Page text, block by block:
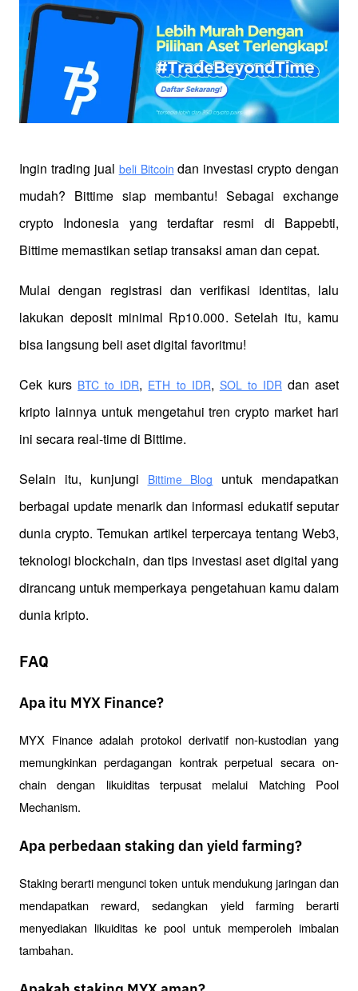
Ingin trading jual beli Bitcoin dan investasi crypto dengan
mudah? Bittime siap membantu! Sebagai exchange
crypto Indonesia yang terdaftar resmi di Bappebti,
Bittime memastikan setiap transaksi aman dan cepat.
Mulai dengan registrasi dan verifikasi identitas, lalu
lakukan deposit minimal Rp10.000. Setelah itu, kamu
bisa langsung beli aset digital favoritmu!
Cek kurs BTC to IDR, ETH to IDR, SOL to IDR dan aset
kripto lainnya untuk mengetahui tren crypto market hari
ini secara real-time di Bittime.
Selain itu, kunjungi Bittime Blog
untuk mendapatkan
berbagai update menarik dan informasi edukatif seputar
dunia crypto. Temukan artikel terpercaya tentang Web3,
teknologi blockchain, dan tips investasi aset digital yang
dirancang untuk memperkaya pengetahuan kamu dalam
dunia kripto.
FAQ
Apa itu MYX Finance?
MYX Finance adalah protokol derivatif non-kustodian yang
memungkinkan perdagangan kontrak perpetual secara on-
chain dengan likuiditas terpusat melalui Matching Pool
Mechanism.
Apa perbedaan staking dan yield farming?
Staking berarti mengunci token untuk mendukung jaringan dan
mendapatkan reward, sedangkan yield farming berarti
menyediakan likuiditas ke pool untuk memperoleh imbalan
tambahan.